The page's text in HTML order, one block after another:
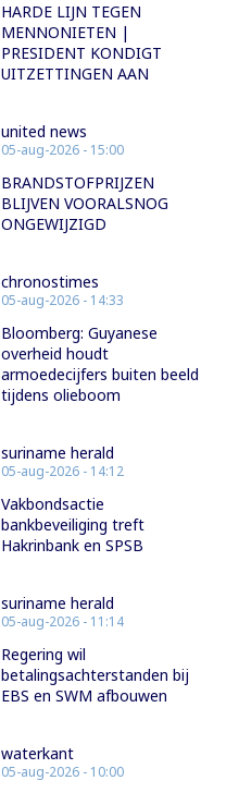
HARDE LIJN TEGEN
MENNONIETEN |
PRESIDENT KONDIGT
UITZETTINGEN AAN
united news
05-aug-2026 - 15:00
BRANDSTOFPRIJZEN
BLIJVEN VOORALSNOG
ONGEWIJZIGD
chronostimes
05-aug-2026 - 14:33
Bloomberg: Guyanese
overheid houdt
armoedecijfers buiten beeld
tijdens olieboom
suriname herald
05-aug-2026 - 14:12
Vakbondsactie
bankbeveiliging treft
Hakrinbank en SPSB
suriname herald
05-aug-2026 - 11:14
Regering wil
betalingsachterstanden bij
EBS en SWM afbouwen
waterkant
05-aug-2026 - 10:00